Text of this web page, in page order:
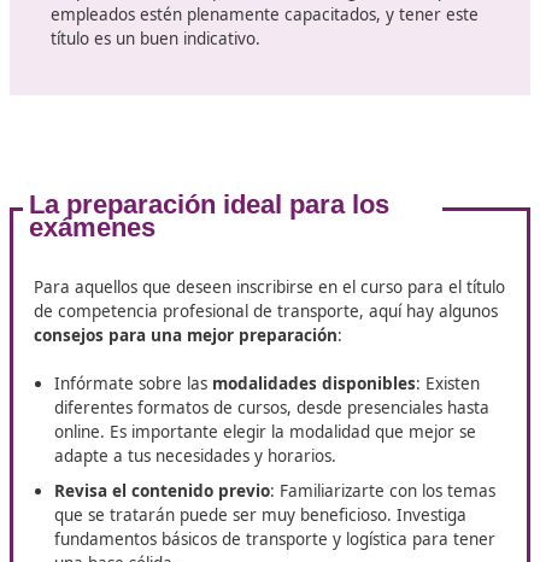
Un curso contundente,
tradicional. Aquí radica la importancia del curso para
de competencia profesional de transporte:
Adaptación anormativas cambiantes: Las
en materia de transporte son cada vez más
curso proporciona una formación actualizada sobre
normativas vigentes, lo que asegura que los
puedan cumplir con los requisitos legales y
Mejora de competencias: Además de lo legal, el
ayuda a desarrollar habilidades prácticas en
gestión de flotas y atención al cliente, elementos
para el éxito en la industria del transporte.